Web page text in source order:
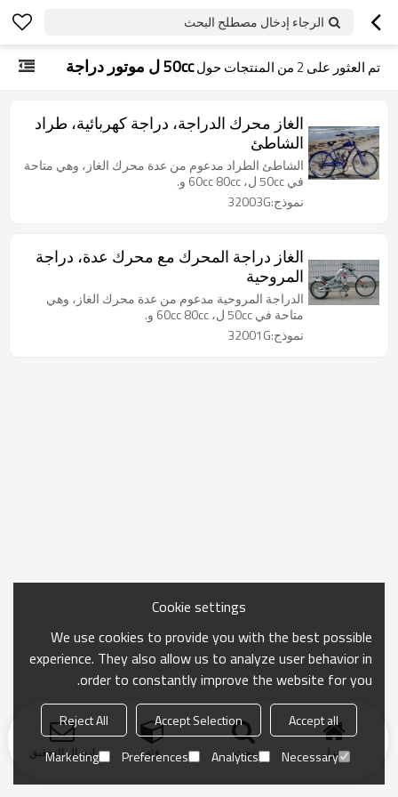
الرجاء إدخال مصطلح البحث
تم العثور على 2 من المنتجات حول50cc ل موتور دراجة
الغاز محرك الدراجة، دراجة كهربائية، طراد
الشاطئ
الشاطئ الطراد مدعوم من عدة محرك الغاز، وهي متاحة
في 50cc ل، 60cc 80cc و.
نموذج:32003G
الغاز دراجة المحرك مع محرك عدة، دراجة
المروحية
الدراجة المروحية مدعوم من عدة محرك الغاز، وهي
متاحة في 50cc ل، 60cc 80cc و.
نموذج:32001G
منزل بحث فئة ارسال التحقيق
Cookie settings
We use cookies to provide you with the best possible
experience. They also allow us to analyze user behavior in
order to constantly improve the website for you.
Accept all
Accept Selection
Reject All
Necessary
Analytics
Preferences
Marketing